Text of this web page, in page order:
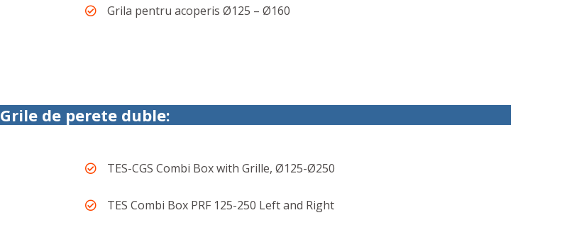
Grila pentru acoperis Ø125 – Ø160
Grile de perete duble:
TES-CGS Combi Box with Grille, Ø125-Ø250
TES Combi Box PRF 125-250 Left and Right